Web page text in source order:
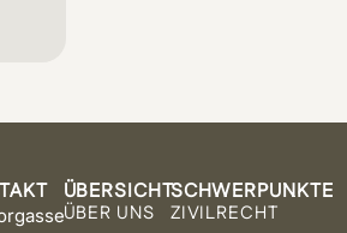
ÜBERSICHT
ÜBER UNS
SCHWERPUNKTE
ZIVILRECHT